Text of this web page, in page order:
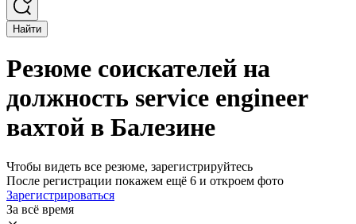
Найти
Резюме соискателей на
должность service engineer
вахтой в Балезине
Чтобы видеть все резюме, зарегистрируйтесь
После регистрации покажем ещё 6 и откроем фото
Зарегистрироваться
За всё время